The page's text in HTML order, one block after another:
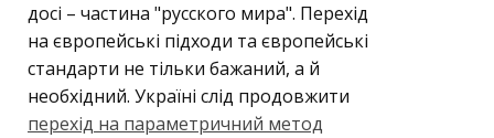
досі – частина "русского мира". Перехід
на європейські підходи та європейські
стандарти не тільки бажаний, а й
необхідний. Україні слід продовжити
перехід на параметричний метод